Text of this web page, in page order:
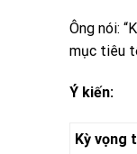
Ông nói:
mục tiêu
Ý kiến:
Kỳ vọng